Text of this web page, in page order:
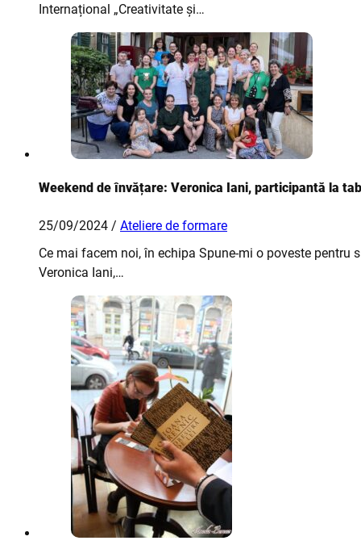
Internațional „Creativitate și…
Weekend de învățare: Veronica Iani, participantă la
25/09/2024 / Ateliere de formare
Ce mai facem noi, în echipa Spune-mi o poveste
Veronica Iani,…